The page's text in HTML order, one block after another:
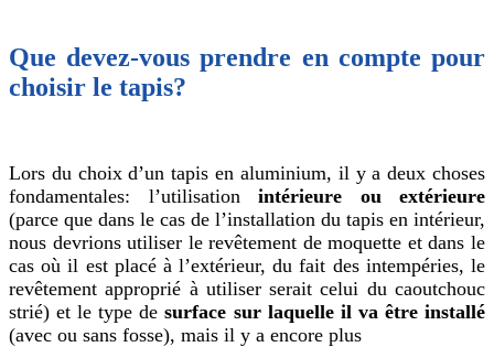
Que devez-vous prendre en compte pour
choisir le tapis?
Lors du choix d’un tapis en aluminium, il y a deux choses
fondamentales: l’utilisation intérieure ou extérieure
(parce que dans le cas de l’installation du tapis en intérieur,
nous devrions utiliser le revêtement de moquette et dans le
cas où il est placé à l’extérieur, du fait des intempéries, le
revêtement approprié à utiliser serait celui du caoutchouc
strié) et le type desurface sur laquelle il va être installé
(avec ou sans fosse), mais il y a encore plus